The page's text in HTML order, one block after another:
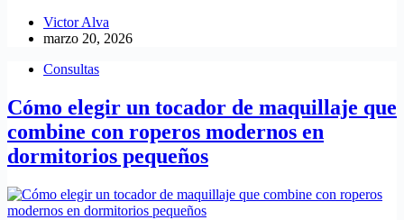
Victor Alva
marzo 20, 2026
Consultas
Cómo elegir un tocador de maquillaje que
combine con roperos modernos en
dormitorios pequeños